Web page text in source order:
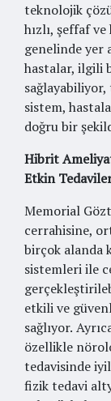
teknolojik
hızlı, şeffaf
genelinde yer
hastalar, ilgili
sistem,
doğru bir
Hibrit
Etkin
Memorial
cerrahisine,
birçok alanda
sistemleri ile
etkili ve
sağlıyor.
özellikle
tedavisinde
fizik tedavi